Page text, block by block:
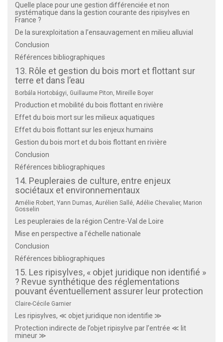
Quelle place pour une gestion différenciée et non
systématique dans la gestion courante des ripisylves en
France ?
De la surexploitation a l’ensauvagement en milieu alluvial
Conclusion
Références bibliographiques
13. Rôle et gestion du bois mort et flottant sur
terre et dans l’eau
Borbála Hortobágyi, Guillaume Piton, Mireille Boyer
Production et mobilité du bois flottant en rivière
Effet du bois mort sur les milieux aquatiques
Effet du bois flottant sur les enjeux humains
Gestion du bois mort et du bois flottant en rivière
Conclusion
Références bibliographiques
14. Peupleraies de culture, entre enjeux
sociétaux et environnementaux
Amélie Robert, Yann Dumas, Aurélien Sallé, Adélie Chevalier, Marion
Gosselin
Les peupleraies de la région Centre-Val de Loire
Mise en perspective a l’échelle nationale
Conclusion
Références bibliographiques
15. Les ripisylves, « objet juridique non identifié »
? Revue synthétique des réglementations
pouvant éventuellement assurer leur protection
Claire-Cécile Garnier
Les ripisylves, ≪ objet juridique non identifie ≫
Protection indirecte de l’objet ripisylve par l’entrée ≪ lit
mineur ≫